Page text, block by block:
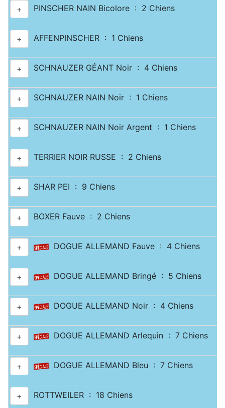
+ PINSCHER NAIN Bicolore : 2 Chiens
+ AFFENPINSCHER : 1 Chiens
+ SCHNAUZER GÉANT Noir : 4 Chiens
+ SCHNAUZER NAIN Noir : 1 Chiens
+ SCHNAUZER NAIN Noir Argent : 1 Chiens
+ TERRIER NOIR RUSSE : 2 Chiens
+ SHAR PEI : 9 Chiens
+ BOXER Fauve : 2 Chiens
+ DOGUE ALLEMAND Fauve : 4 Chiens
+ DOGUE ALLEMAND Bringé : 5 Chiens
+ DOGUE ALLEMAND Noir : 4 Chiens
+ DOGUE ALLEMAND Arlequin : 7 Chiens
+ DOGUE ALLEMAND Bleu : 7 Chiens
+ ROTTWEILER : 18 Chiens